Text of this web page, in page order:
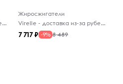
Virelle - доставка из-за рубежа
Жиросжигатели
Virelle - доставка из-за рубежа
7 717 -9% 8 489